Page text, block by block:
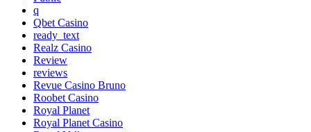
q
Qbet Casino
ready_text
Realz Casino
Review
reviews
Revue Casino Bruno
Roobet Casino
Royal Planet
Royal Planet Casino